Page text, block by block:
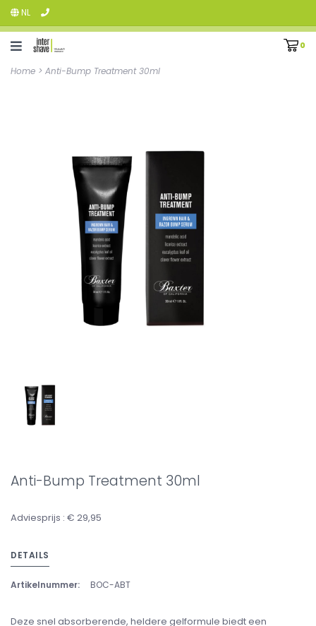
NL
0
Home > Anti-Bump Treatment 30ml
Anti-Bump Treatment 30ml
Adviesprijs : € 29,95
DETAILS
Artikelnummer: BOC-ABT
Deze snel absorberende, heldere gelformule biedt een